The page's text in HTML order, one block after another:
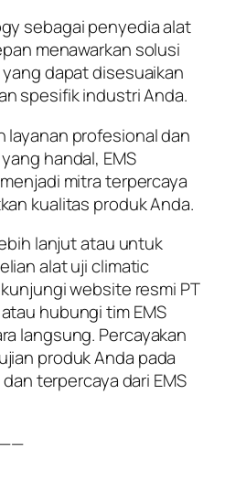
sebagai penyedia alat
menawarkan solusi
dapat disesuaikan
spesifik industri Anda.
layanan profesional dan
handal, EMS
mitra terpercaya
kualitas produk Anda.
lanjut atau untuk
alat uji climatic
website resmi PT
hubungi tim EMS
langsung. Percayakan
produk Anda pada
terpercaya dari EMS